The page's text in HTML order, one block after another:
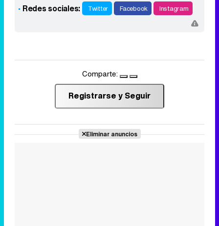
Redes sociales:
Twitter Facebook Instagram
Comparte:
Registrarse y Seguir
Eliminar anuncios